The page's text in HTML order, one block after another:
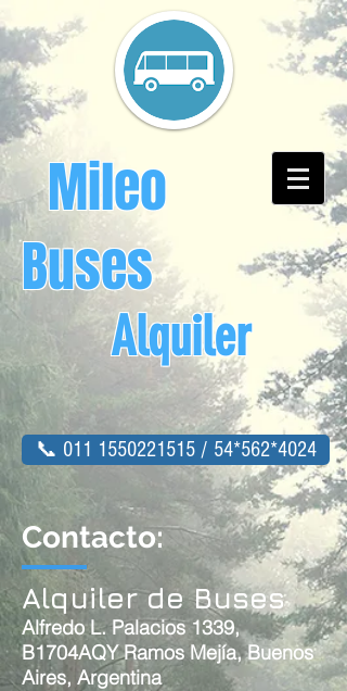
Mileo
Buses
Alquiler
📞 011 1550221515 / 54*562*4024
Contacto:
Alquiler de Buses
Alfredo L. Palacios 1339,
B1704AQY Ramos Mejía, Buenos
Aires, Argentina